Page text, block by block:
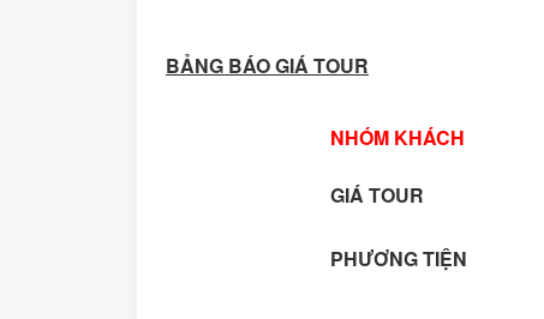
BẢNG BÁO GIÁ TOUR
NHÓM KHÁCH
GIÁ TOUR
PHƯƠNG TIỆN